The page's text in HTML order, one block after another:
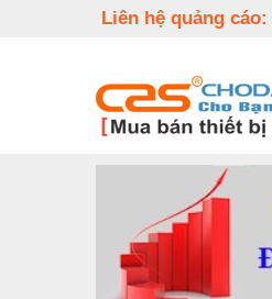
Liên hệ quảng cáo: